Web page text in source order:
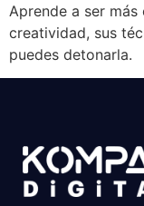
Aprende a ser
creatividad, sus
puedes detonarla.